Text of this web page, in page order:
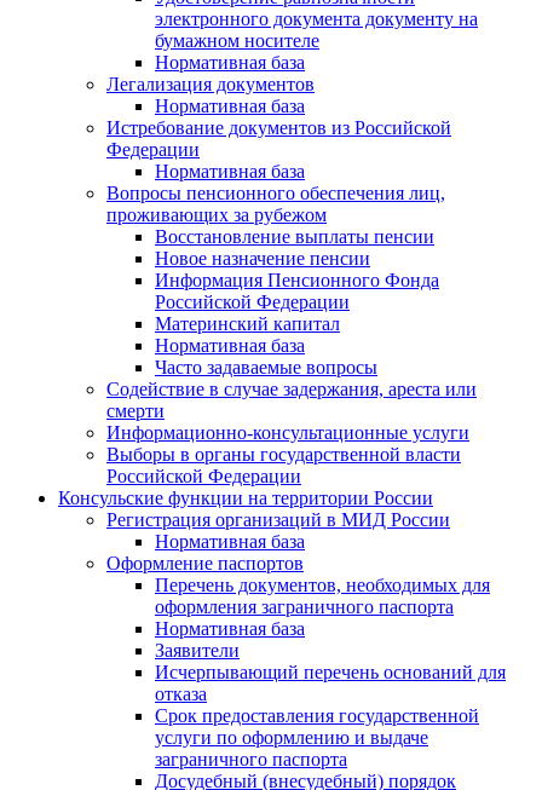
электронного документа документу на
бумажном носителе
Нормативная база
Легализация документов
Нормативная база
Истребование документов из Российской
Федерации
Нормативная база
Вопросы пенсионного обеспечения лиц,
проживающих за рубежом
Восстановление выплаты пенсии
Новое назначение пенсии
Информация Пенсионного Фонда
Российской Федерации
Материнский капитал
Нормативная база
Часто задаваемые вопросы
Содействие в случае задержания, ареста или
смерти
Информационно-консультационные услуги
Выборы в органы государственной власти
Российской Федерации
Консульские функции на территории России
Регистрация организаций в МИД России
Нормативная база
Оформление паспортов
Перечень документов, необходимых для
оформления заграничного паспорта
Нормативная база
Заявители
Исчерпывающий перечень оснований для
отказа
Срок предоставления государственной
услуги по оформлению и выдаче
заграничного паспорта
Досудебный (внесудебный) порядок